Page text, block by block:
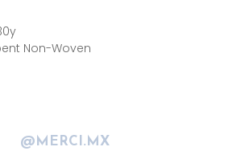
Non-Woven
@MERCI.MX